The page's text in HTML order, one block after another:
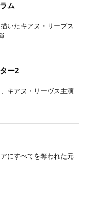
ム
いたキアヌ・リーブス
ー2
キアヌ・リーヴス主演
にすべてを奪われた元